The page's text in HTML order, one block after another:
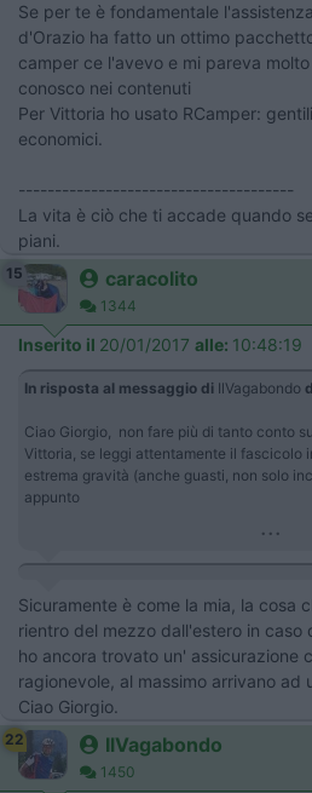
Se per te è fondamentale
d'Orazio ha fatto un ottimo
camper ce l'avevo e mi pareva
conosco nei contenuti
Per Vittoria ho usato RCamper:
economici.
--------------------------------------
La vita è ciò che ti accade quando
piani.
15 caracolito
1344
Inserito il 20/01/2017 alle: 10:48:19
In risposta al messaggio di IlVagabondo
Ciao Giorgio, non fare più di tanto conto
Vittoria, se leggi attentamente il fascicolo
estrema gravità (anche guasti, non solo
appunto
...
Sicuramente è come la mia, la cosa
rientro del mezzo dall'estero in caso
ho ancora trovato un' assicurazione
ragionevole, al massimo arrivano ad
Ciao Giorgio.
22 IlVagabondo
1450